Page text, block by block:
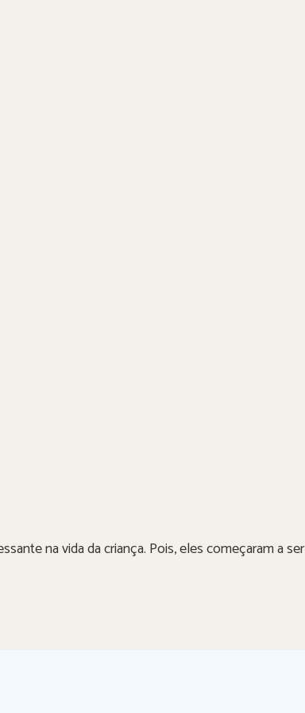
na vida da criança. Pois, eles começaram a ser